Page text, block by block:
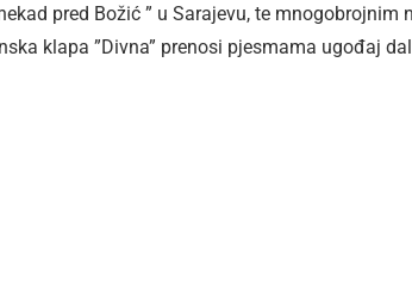
pred Božić ” u Sarajevu, te mnogobrojnim
klapa ”Divna” prenosi pjesmama ugođaj